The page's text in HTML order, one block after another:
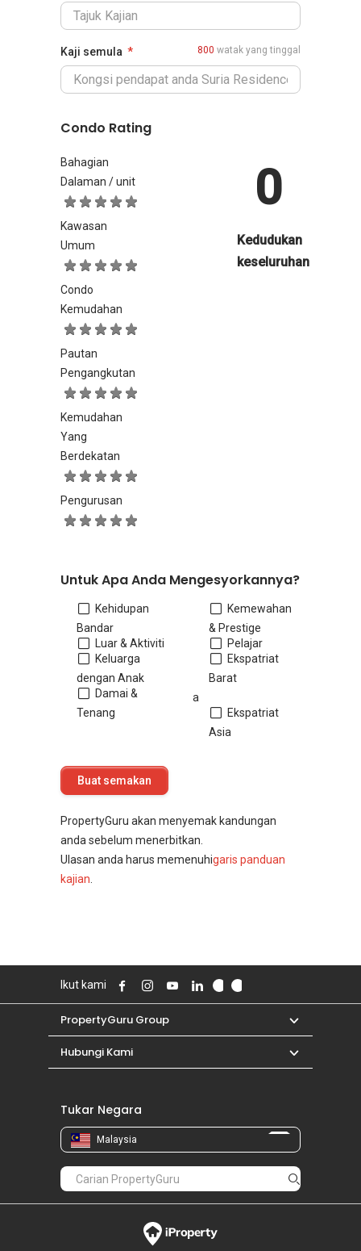
Kaji semula 800 watak yang tinggal
Condo Rating
Bahagian
Dalaman / unit
Kawasan
Umum
Condo
Kemudahan
Pautan
Pengangkutan
Kemudahan
Yang
Berdekatan
Pengurusan
0
Kedudukan
keseluruhan
Untuk Apa Anda Mengesyorkannya?
Kehidupan
Bandar
Luar & Aktiviti
Keluarga
dengan Anak
Damai &
Tenang
Kemewahan
& Prestige
Pelajar
Ekspatriat
Barat
a
Ekspatriat
Asia
PropertyGuru akan menyemak kandungan
anda sebelum menerbitkan.
Ulasan anda harus memenuhigaris panduan
kajian
Ikut kami
PropertyGuru Group
Hubungi Kami
Tukar Negara
Malaysia